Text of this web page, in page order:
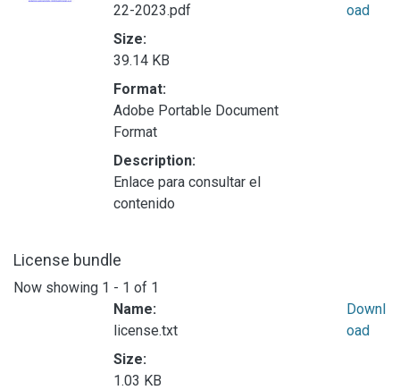
22-2023.pdf
Size:
39.14 KB
Format:
Adobe Portable Document
Format
Description:
Enlace para consultar el
contenido
oad
License bundle
Now showing 1 - 1 of 1
Name:
license.txt
Size:
1.03 KB
Downl
oad